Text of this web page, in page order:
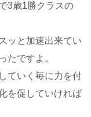
3歳1勝クラスの
ッと加速出来てい
たですよ。
ていく毎に力を付
を促していければ